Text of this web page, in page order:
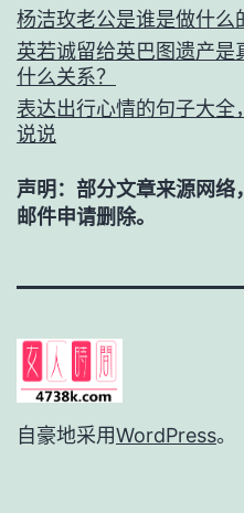
杨洁玫老公是谁是做什么
英若诚留给英巴图遗产
什么关系？
表达出行心情的句子大
说说
声明：部分文章来源网
邮件申请删除。
自豪地采用WordPress。